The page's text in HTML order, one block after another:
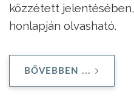
közzétett
honlapján olvasható.
BŐVEBBEN ...